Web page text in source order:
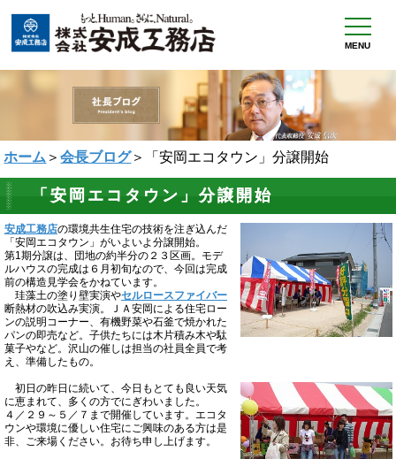
MENU
ホーム ＞会長ブログ＞「安岡エコタウン」分譲開始
「安岡エコタウン」分譲開始
安成工務店の環境共生住宅の技術を注ぎ込んだ
「安岡エコタウン」がいよいよ分譲開始。
第1期分譲は、団地の約半分の２３区画。モデ
ルハウスの完成は６月初旬なので、今回は完成
前の構造見学会をかねています。
珪藻土の塗り壁実演やセルロースファイバー
断熱材の吹込み実演。ＪＡ安岡による住宅ロー
ンの説明コーナー、有機野菜や石釜で焼かれた
パンの即売など。子供たちには木片積み木や駄
菓子やなど。沢山の催しは担当の社員全員で考
え、準備したもの。
初日の昨日に続いて、今日もとても良い天気
に恵まれて、多くの方でにぎわいました。
４／２９～５／７まで開催しています。エコタ
ウンや環境に優しい住宅にご興味のある方は是
非、ご来場ください。お待ち申し上げます。